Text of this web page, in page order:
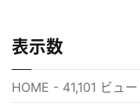
表示数
HOME - 41,101 ビュー